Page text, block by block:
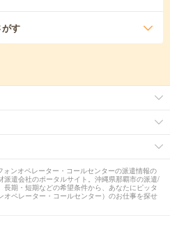
す
ンオペレーター・コールセンターの派遣情報の
遣会社のポータルサイト。沖縄県那覇市の派遣/
期・短期などの希望条件から、あなたにピッタ
オペレーター・コールセンター）のお仕事を探せ